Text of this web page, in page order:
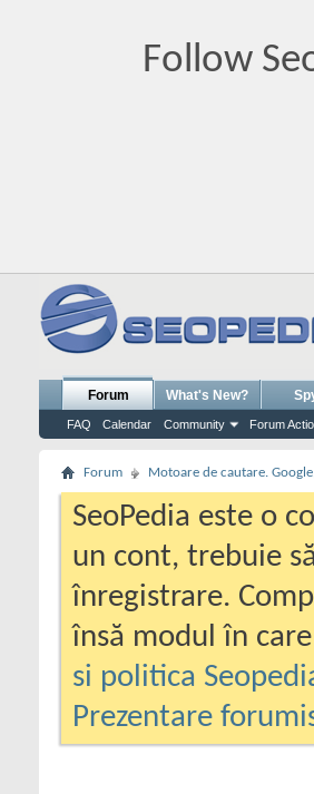
Follow
Forum
FAQ Calendar Community Forum
What's New?
Forum Motoare de cautare.
SeoPedia este o
un cont, trebuie
înregistrare.
însă modul în
si politica
Prezentare